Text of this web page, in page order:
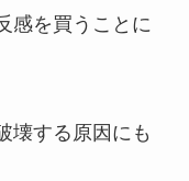
感を買うことに
壊する原因にも